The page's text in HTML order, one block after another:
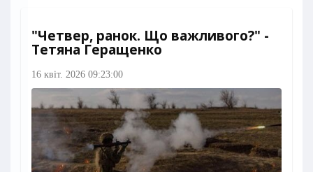
"Четвер, ранок. Що важливого?" -
Тетяна Геращенко
16 квіт. 2026 09:23:00